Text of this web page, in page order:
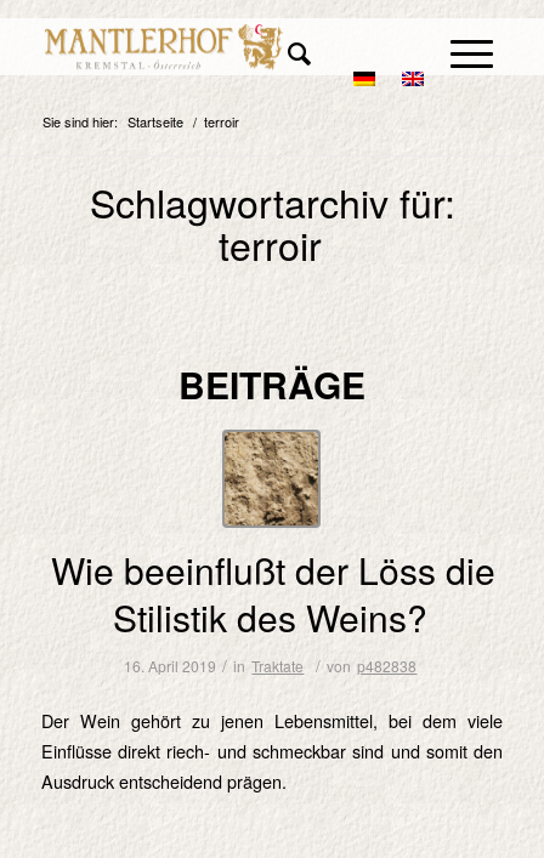
Sie sind hier: Startseite / terroir
Schlagwortarchiv für:
terroir
BEITRÄGE
Wie beeinflußt der Löss die
Stilistik des Weins?
16. April 2019 / in Traktate / von p482838
Der Wein gehört zu jenen Lebensmittel, bei dem viele
Einflüsse direkt riech- und schmeckbar sind und somit den
Ausdruck entscheidend prägen.